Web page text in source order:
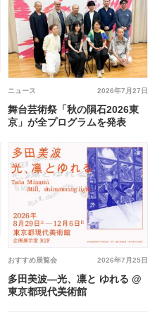
2026年7月27日
ニュース
舞台芸術祭「秋の隕石2026東
京」が全プログラムを発表
2026年7月25日
おすすめ展覧会
多田美波―光、凛と ゆれる @
東京都現代美術館